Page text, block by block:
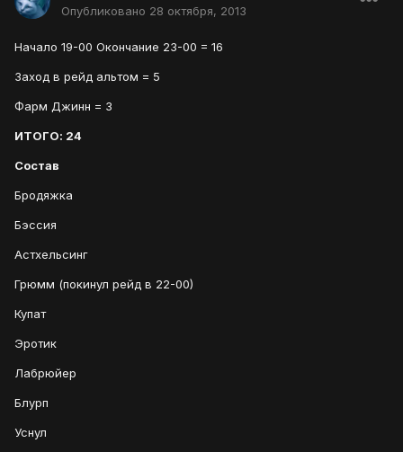
Опубликовано 28 октября, 2013
Начало 19-00 Окончание 23-00 = 16
Заход в рейд альтом = 5
Фарм Джинн = 3
ИТОГО: 24
Состав
Бродяжка
Бэссия
Астхельсинг
Грюмм (покинул рейд в 22-00)
Купат
Эротик
Лабрюйер
Блурп
Уснул